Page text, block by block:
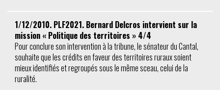
1/12/2010. PLF2021. Bernard Delcros intervient sur la
mission « Politique des territoires » 4/4
Pour conclure son intervention à la tribune, le sénateur du Cantal,
souhaite que les crédits en faveur des territoires ruraux soient
mieux identifiés et regroupés sous le même sceau, celui de la
ruralité.